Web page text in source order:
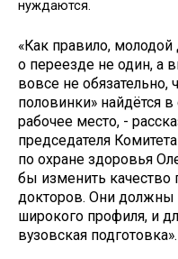
нуждаются.
«Как правило,
о переезде не один, а
вовсе не обязательно,
половинки» найдётся
рабочее место, -
председателя
по охране здоровья
бы изменить качество
докторов. Они должны
широкого профиля, и
вузовская подготовка».